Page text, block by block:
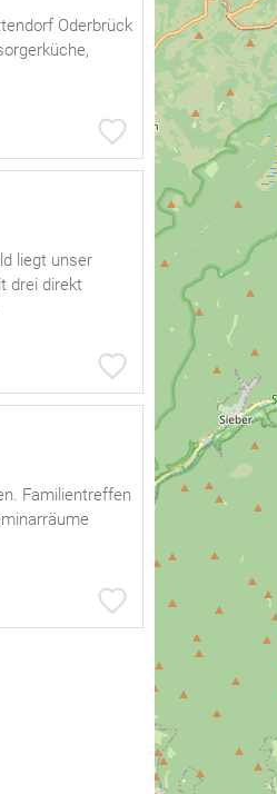
Oderbrück
liegt unser
drei direkt
Familientreffen